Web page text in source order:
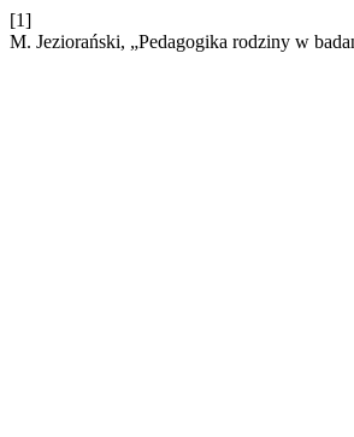
[1]
M. Jeziorański, „Pedagogika rodziny w